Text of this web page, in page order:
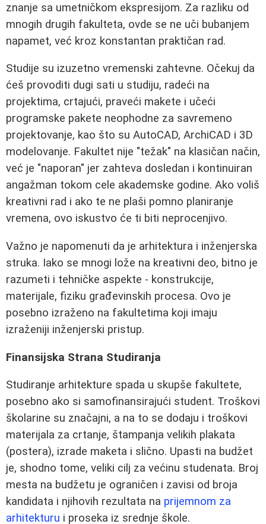
znanje sa umetničkom ekspresijom. Za razliku od
mnogih drugih fakulteta, ovde se ne uči bubanjem
napamet, već kroz konstantan praktičan rad.
Studije su izuzetno vremenski zahtevne. Očekuj da
ćeš provoditi dugi sati u studiju, radeći na
projektima, crtajući, praveći makete i učeći
programske pakete neophodne za savremeno
projektovanje, kao što su AutoCAD, ArchiCAD i 3D
modelovanje. Fakultet nije "težak" na klasičan način,
već je "naporan" jer zahteva dosledan i kontinuiran
angažman tokom cele akademske godine. Ako voliš
kreativni rad i ako te ne plaši pomno planiranje
vremena, ovo iskustvo će ti biti neprocenjivo.
Važno je napomenuti da je arhitektura i inženjerska
struka. Iako se mnogi lože na kreativni deo, bitno je
razumeti i tehničke aspekte - konstrukcije,
materijale, fiziku građevinskih procesa. Ovo je
posebno izraženo na fakultetima koji imaju
izraženiji inženjerski pristup.
Finansijska Strana Studiranja
Studiranje arhitekture spada u skupše fakultete,
posebno ako si samofinansirajući student. Troškovi
školarine su značajni, a na to se dodaju i troškovi
materijala za crtanje, štampanja velikih plakata
(postera), izrade maketa i slično. Upasti na budžet
je, shodno tome, veliki cilj za većinu studenata. Broj
mesta na budžetu je ograničen i zavisi od broja
kandidata i njihovih rezultata na prijemnom za
arhitekturu i proseka iz srednje škole.